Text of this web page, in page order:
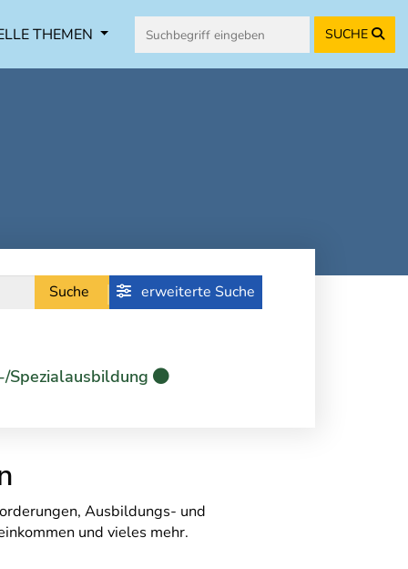
THEMEN SUCHE
Suche erweiterte Suche
Spezialausbildung
Ausbildungs- und
und vieles mehr.